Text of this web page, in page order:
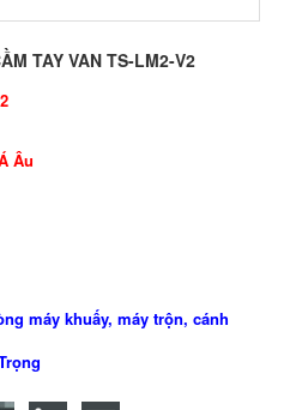
TAY VAN TS-LM2-V2
Âu
máy khuấy, máy trộn, cánh